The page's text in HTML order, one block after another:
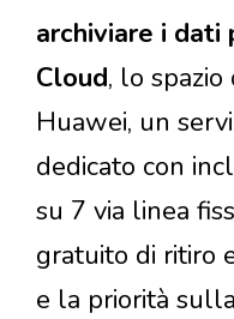
archiviare i dati
Cloud, lo
Huawei, un
dedicato con
su 7 via linea
gratuito di ritiro
e la priorità